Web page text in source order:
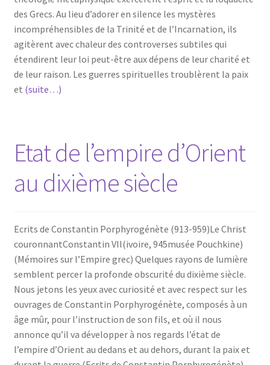
des Grecs. Au lieu d’adorer en silence les mystères
incompréhensibles de la Trinité et de l’Incarnation, ils
agitèrent avec chaleur des controverses subtiles qui
étendirent leur loi peut-être aux dépens de leur charité et
de leur raison. Les guerres spirituelles troublèrent la paix
et (suite…)
Etat de l’empire d’Orient
au dixième siècle
Ecrits de Constantin Porphyrogénète (913-959)Le Christ
couronnantConstantin VII(ivoire, 945musée Pouchkine)
(Mémoires sur l’Empire grec) Quelques rayons de lumière
semblent percer la profonde obscurité du dixième siècle.
Nous jetons les yeux avec curiosité et avec respect sur les
ouvrages de Constantin Porphyrogénète, composés à un
âge mûr, pour l’instruction de son fils, et où il nous
annonce qu’il va développer à nos regards l’état de
l’empire d’Orient au dedans et au dehors, durant la paix et